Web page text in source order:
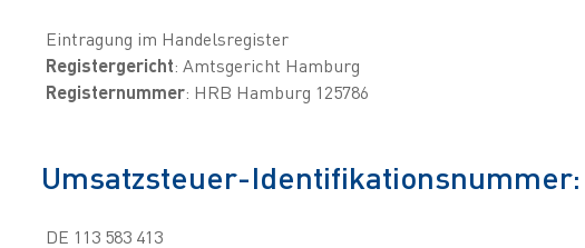
Eintragung im Handelsregister
Registergericht: Amtsgericht Hamburg
Registernummer: HRB Hamburg 125786
Umsatzsteuer-Identifikationsnummer:
DE 113 583 413